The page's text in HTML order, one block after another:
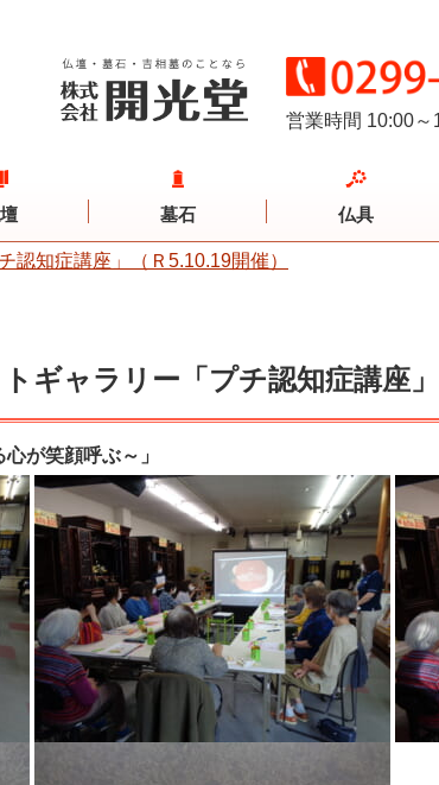
営業時間 10:00～
墓石 仏具
認知症講座」（Ｒ5.10.19開催）
ギャラリー「プチ認知症講座」
が笑顔呼ぶ～」